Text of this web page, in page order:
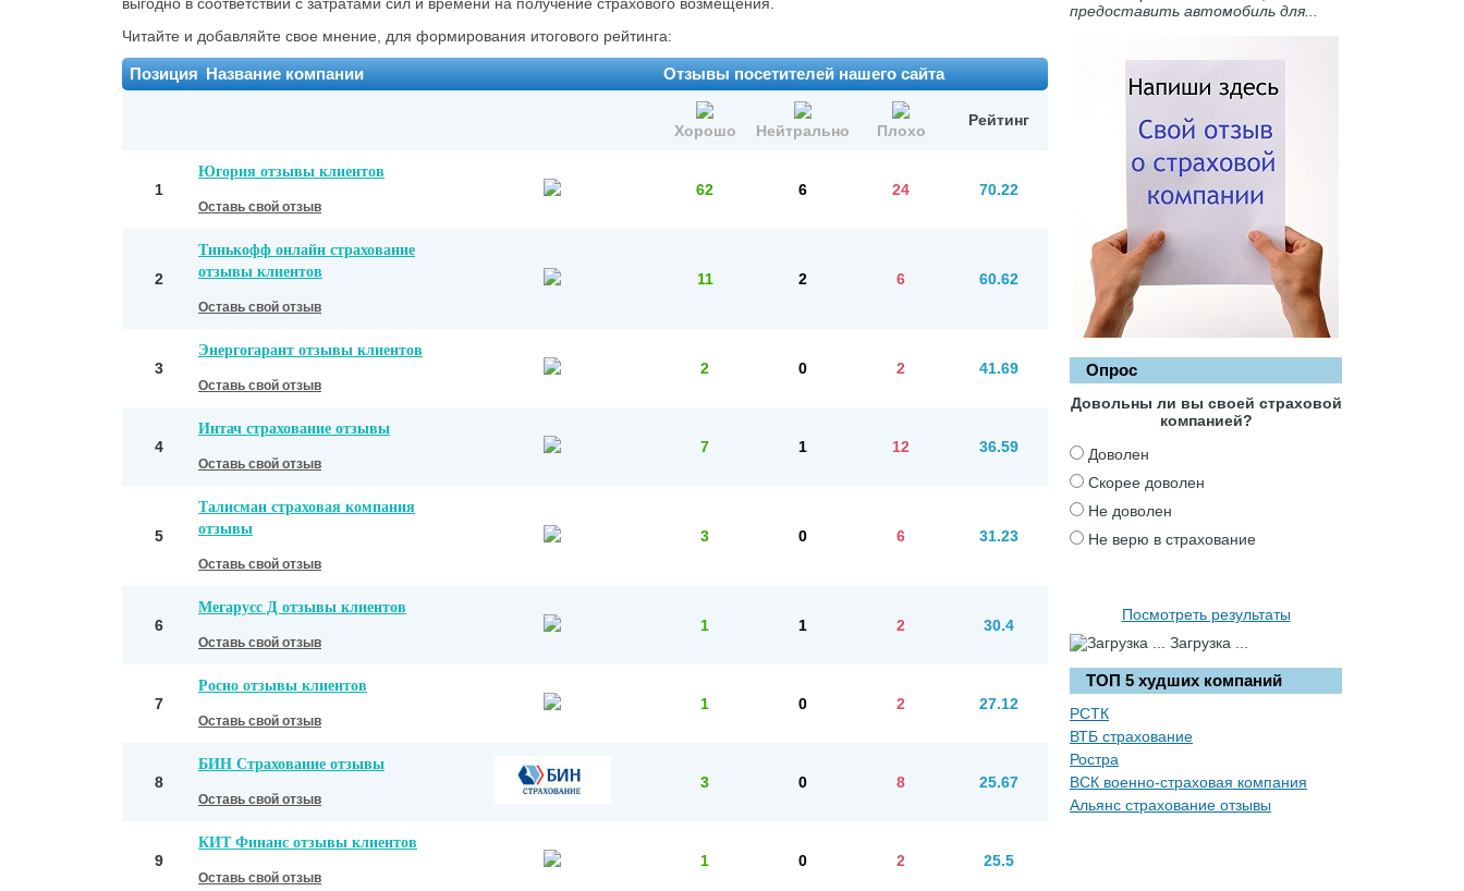
предоставить автомобиль для...
Опрос
Довольны ли вы своей страховой
компанией?
Доволен
Скорее доволен
Не доволен
Не верю в страхование
Посмотреть результаты
Загрузка ...
ТОП 5 худших компаний
РСТК
ВТБ страхование
Ростра
ВСК военно-страховая компания
Альянс страхование отзывы
Читайте и добавляйте свое мнение, для формирования итогового рейтинга:
Позиция Название компании Отзывы посетителей нашего сайта
Хорошо Нейтрально Плохо
Рейтинг
1
Югория отзывы клиентов
Оставь свой отзыв
62 6 24 70.22
2
Тинькофф онлайн страхование
отзывы клиентов
Оставь свой отзыв
11 2 6 60.62
3
Энергогарант отзывы клиентов
Оставь свой отзыв
2 0 2 41.69
4
Интач страхование отзывы
Оставь свой отзыв
7 1 12 36.59
5
Талисман страховая компания
отзывы
Оставь свой отзыв
3 0 6 31.23
6
Мегарусс Д отзывы клиентов
Оставь свой отзыв
1 1 2 30.4
7
Росно отзывы клиентов
Оставь свой отзыв
1 0 2 27.12
8
БИН Страхование отзывы
Оставь свой отзыв
3 0 8 25.67
9
КИТ Финанс отзывы клиентов
Оставь свой отзыв
1 0 2 25.5